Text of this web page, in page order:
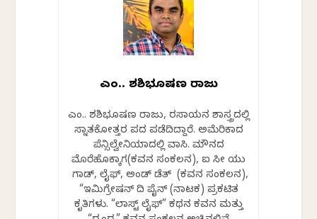
ಎಂ.ವಿ. ಶಶಿಭೂಷಣ ರಾಜು
ಎಂ.ವಿ. ಶಶಿಭೂಷಣ ರಾಜು, ರಸಾಯನ ಶಾಸ್ತ್ರದಲ್ಲಿ
ಸ್ನಾತಕೋತ್ತರ ಪದವಿ ಪಡೆದಿದ್ದಾರೆ. ಅಮೆರಿಕಾದ
ಪೆನ್ಸಿಲ್ವೇನಿಯಾದಲ್ಲಿ ವಾಸಿ. ಮೌನದ
ಮೊರೆಹೊಕ್ಕಾಗ(ಕವನ ಸಂಕಲನ), ಐ ಸೀ ಯು
ಗಾಡ್, ಲೈಫ್, ಅಂಡ್ ಡೆತ್ (ಕವನ ಸಂಕಲನ),
“ಇಮಿಗ್ರೇಷನ್ ದಿ ಪೈನ್ (ನಾಟಕ) ಪ್ರಕಟಿತ
ಕೃತಿಗಳು. “ಲಾಸ್ಟ್ ಲೈಫ್” ಕಥನ ಕವನ ಮತ್ತು